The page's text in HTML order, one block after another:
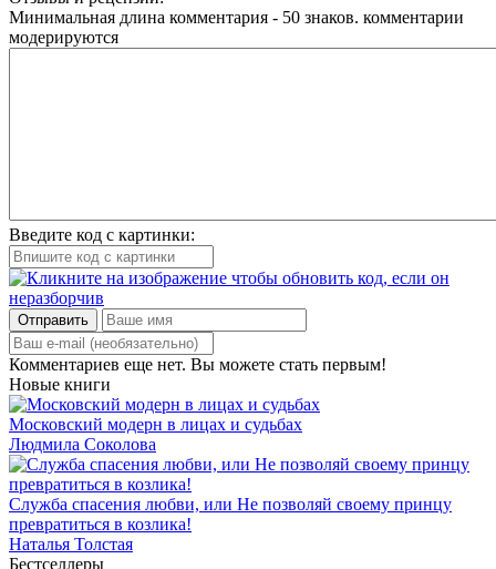
Минимальная длина комментария - 50 знаков. комментарии
модерируются
Введите код с картинки:
Отправить
Комментариев еще нет. Вы можете стать первым!
Новые книги
Московский модерн в лицах и судьбах
Людмила Соколова
Служба спасения любви, или Не позволяй своему принцу
превратиться в козлика!
Наталья Толстая
Бестселлеры